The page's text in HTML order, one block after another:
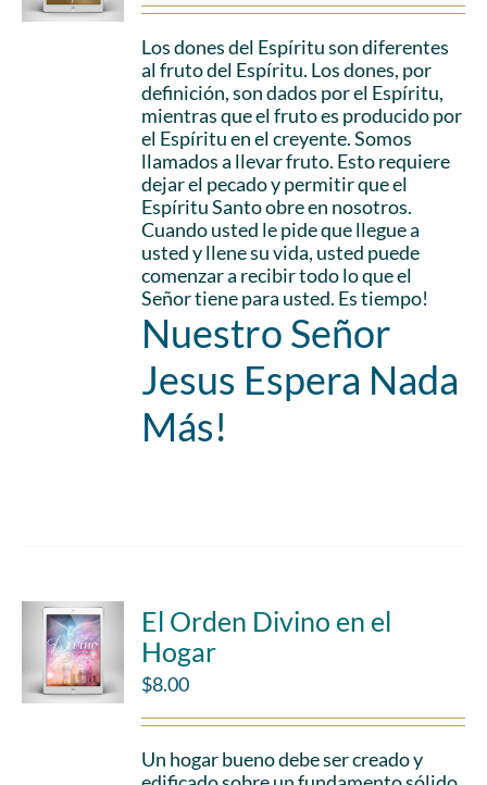
Los dones del Espíritu son diferentes
al fruto del Espíritu. Los dones, por
definición, son dados por el Espíritu,
mientras que el fruto es producido por
el Espíritu en el creyente. Somos
llamados a llevar fruto. Esto requiere
dejar el pecado y permitir que el
Espíritu Santo obre en nosotros.
Cuando usted le pide que llegue a
usted y llene su vida, usted puede
comenzar a recibir todo lo que el
Señor tiene para usted. Es tiempo!
Nuestro Señor
Jesus Espera Nada
Más!
El Orden Divino en el
Hogar
$8.00
Un hogar bueno debe ser creado y